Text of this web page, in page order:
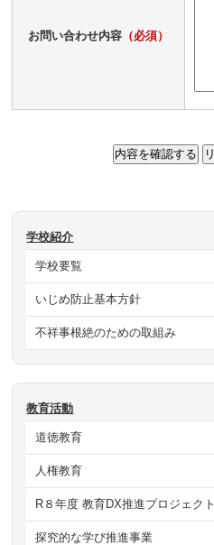
お問い合わせ内容 （必須）
学校紹介
学校要覧
いじめ防止基本方針
不祥事根絶のための取組み
教育活動
道徳教育
人権教育
R８年度 教育DX推進プロジェクト
探究的な学び推進事業